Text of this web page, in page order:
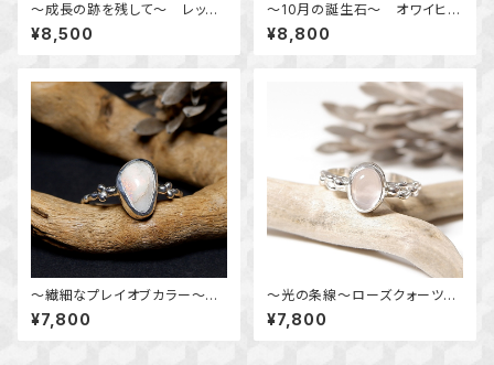
～成長の跡を残して～ レッド
ファントムクォーツのデザインペ
ンダント 天然石アクセサリ
ー 一点物 macari
¥8,500
～10月の誕生石～ オワイヒー
ブルーオパールとピンクトルマリ
ンのデザインペンダント 天然
石アクセサリー 一点物 mac
¥8,800
～繊細なプレイオブカラー～
オーストラリア産 オパールのリ
ング 12～12.5号 天然石ア
クセサリー 一点物
¥7,800
～光の条線～ローズクォーツの
粒飾りリング 約11.5号 天然石
アクセサリー 指輪 一点物
¥7,800